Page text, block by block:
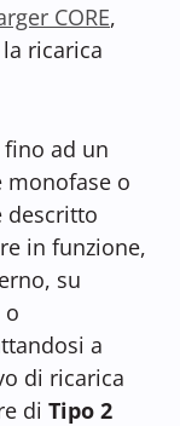
CORE,
ricarica
fino ad un
monofase o
descritto
in funzione,
su
o
a
di ricarica
di Tipo 2